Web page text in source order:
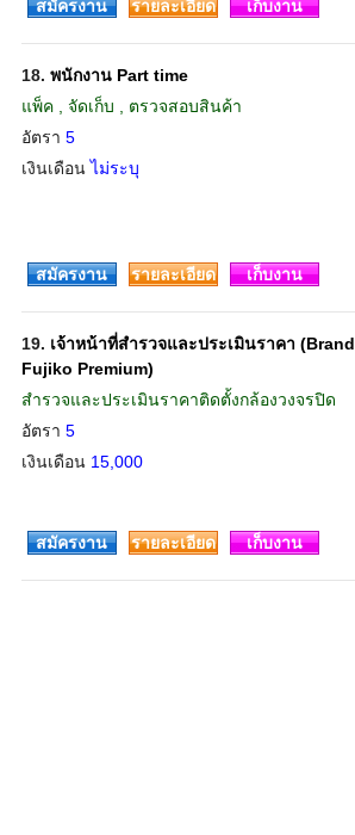
สมัครงาน รายละเอียด เก็บงาน
18. พนักงาน Part time
แพ็ค , จัดเก็บ , ตรวจสอบสินค้า
อัตรา 5
เงินเดือนไม่ระบุ
สมัครงาน
รายละเอียด เก็บงาน
19. เจ้าหน้าที่สำรวจและประเมินราคา (Brand
Fujiko Premium)
สำรวจและประเมินราคาติดตั้งกล้องวงจรปิด
อัตรา 5
เงินเดือน 15,000
สมัครงาน
รายละเอียด เก็บงาน